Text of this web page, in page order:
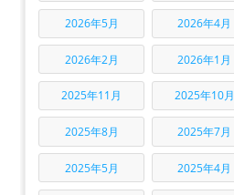
2026年5月 2026年4月
2026年2月 2026年1月
2025年11月 2025年10月
2025年8月 2025年7月
2025年5月 2025年4月